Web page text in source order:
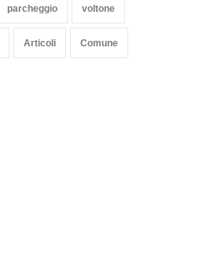
parcheggio voltone
Articoli Comune